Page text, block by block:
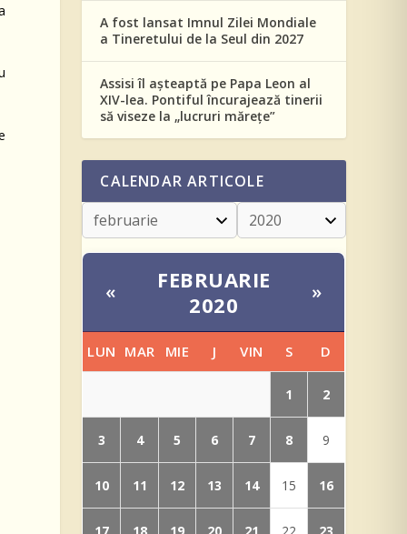
A fost lansat Imnul Zilei Mondiale
a Tineretului de la Seul din 2027
Assisi îl așteaptă pe Papa Leon al
XIV-lea. Pontiful încurajează tinerii
să viseze la „lucruri mărețe”
CALENDAR ARTICOLE
«
FEBRUARIE
2020
»
LUN MAR MIE J VIN S D
1 2
3 4 5 6 7 8 9
10 11 12 13 14 15 16
17 18 19 20 21 23